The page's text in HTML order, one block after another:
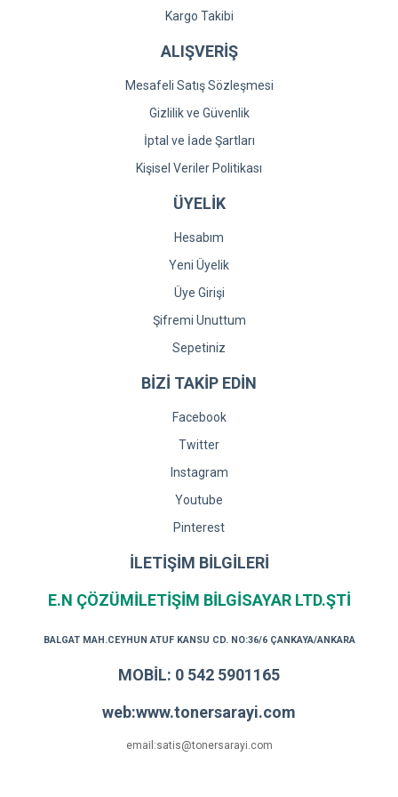
Kargo Takibi
ALIŞVERİŞ
Mesafeli Satış Sözleşmesi
Gizlilik ve Güvenlik
İptal ve İade Şartları
Kişisel Veriler Politikası
ÜYELİK
Hesabım
Yeni Üyelik
Üye Girişi
Şifremi Unuttum
Sepetiniz
BİZİ TAKİP EDİN
Facebook
Twitter
Instagram
Youtube
Pinterest
İLETİŞİM BİLGİLERİ
E.N ÇÖZÜMİLETİŞİM BİLGİSAYAR LTD.ŞTİ
BALGAT MAH.CEYHUN ATUF KANSU CD. NO:36/6 ÇANKAYA/ANKARA
MOBİL: 0 542 5901165
web:www.tonersarayi.com
email:satis@tonersarayi.com